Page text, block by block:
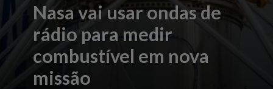
Nasa vai usar ondas de
rádio para medir
combustível em nova
missão